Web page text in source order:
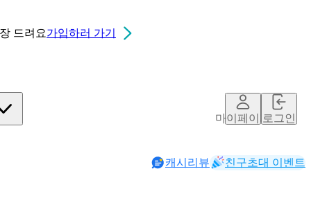
드려요가입하러 가기
마이페이지로그인
캐시리뷰 친구초대 이벤트